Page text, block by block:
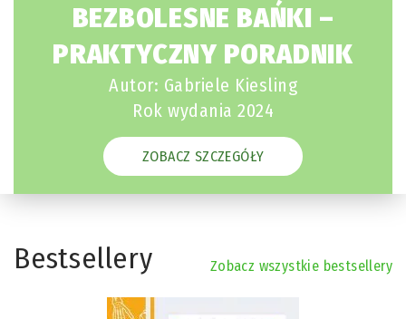
BEZBOLESNE BAŃKI –
PRAKTYCZNY PORADNIK
Autor: Gabriele Kiesling
Rok wydania 2024
ZOBACZ SZCZEGÓŁY
Bestsellery Zobacz wszystkie bestsellery